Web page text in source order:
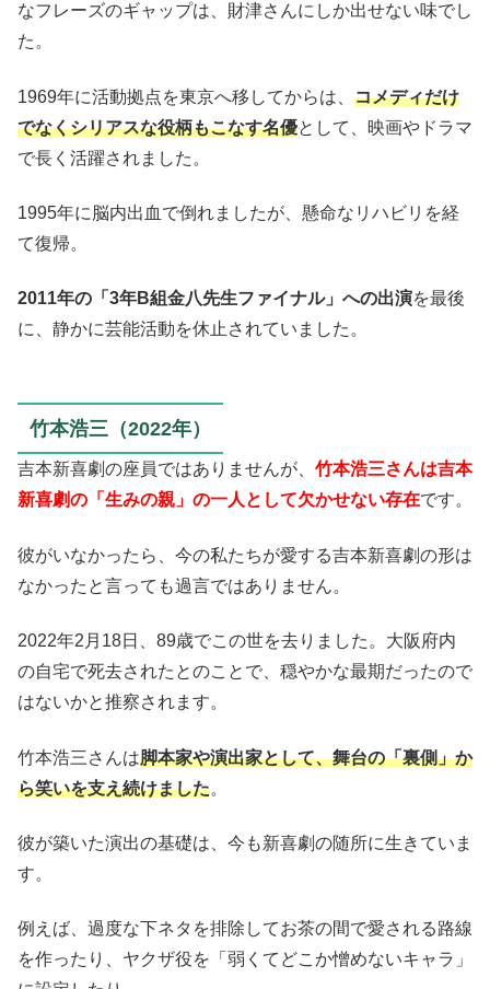
なフレーズのギャップは、財津さんにしか出せない味でし
た。
1969年に活動拠点を東京へ移してからは、 コメディだけ
でなくシリアスな役柄もこなす名優として、映画やドラマ
で長く活躍されました。
1995年に脳内出血で倒れましたが、懸命なリハビリを経
て復帰。
2011年の「3年B組金八先生ファイナル」への出演を最後
に、静かに芸能活動を休止されていました。
竹本浩三（2022年）
吉本新喜劇の座員ではありませんが、 竹本浩三さんは吉本
新喜劇の「生みの親」の一人として欠かせない存在です。
彼がいなかったら、今の私たちが愛する吉本新喜劇の形は
なかったと言っても過言ではありません。
2022年2月18日、89歳でこの世を去りました。大阪府内
の自宅で死去されたとのことで、穏やかな最期だったので
はないかと推察されます。
竹本浩三さんは脚本家や演出家として、舞台の「裏側」か
ら笑いを支え続けました。
彼が築いた演出の基礎は、今も新喜劇の随所に生きていま
す。
例えば、過度な下ネタを排除してお茶の間で愛される路線
を作ったり、ヤクザ役を「弱くてどこか憎めないキャラ」